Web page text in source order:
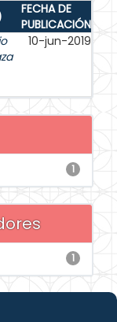
FECHA DE
PUBLICACIÓN
10-jun-2019
1
1